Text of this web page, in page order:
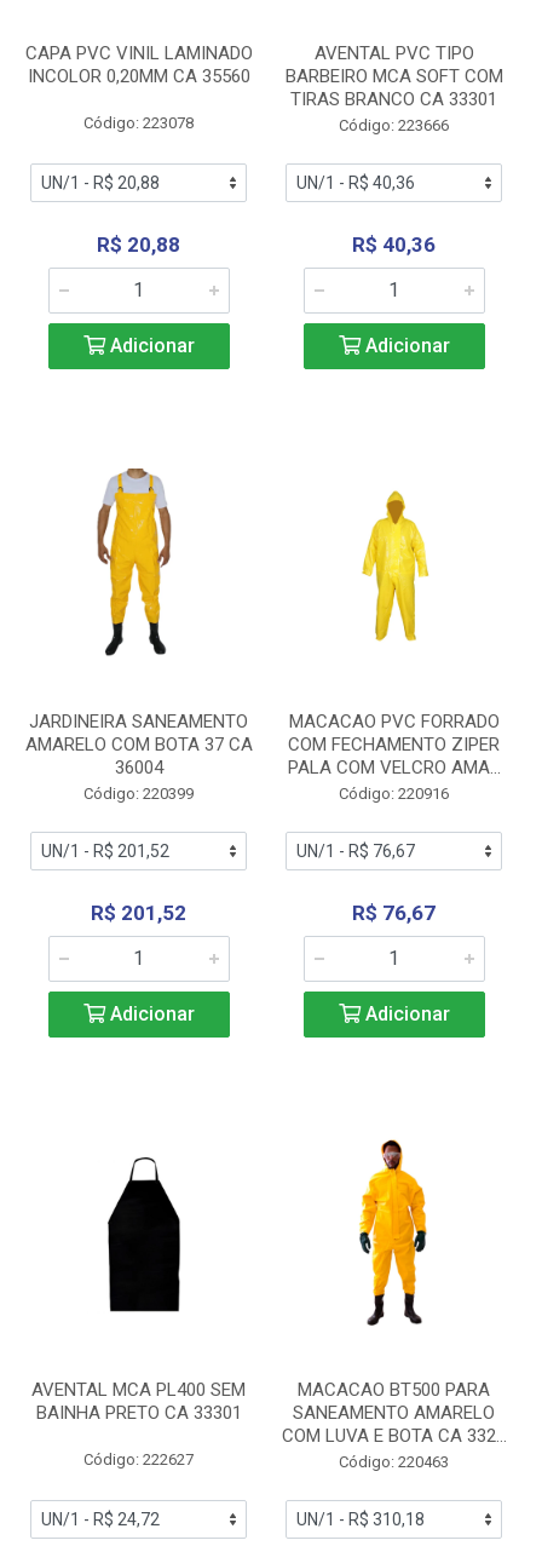
CAPA PVC VINIL LAMINADO
INCOLOR 0,20MM CA 35560
Código: 223078
R$ 20,88
Adicionar
AVENTAL PVC TIPO
BARBEIRO MCA SOFT COM
TIRAS BRANCO CA 33301
Código: 223666
R$ 40,36
Adicionar
JARDINEIRA SANEAMENTO
AMARELO COM BOTA 37 CA
36004
Código: 220399
R$ 201,52
Adicionar
MACACAO PVC FORRADO
COM FECHAMENTO ZIPER
PALA COM VELCRO AMA...
Código: 220916
R$ 76,67
Adicionar
AVENTAL MCA PL400 SEM
BAINHA PRETO CA 33301
Código: 222627
MACACAO BT500 PARA
SANEAMENTO AMARELO
COM LUVA E BOTA CA 332...
Código: 220463